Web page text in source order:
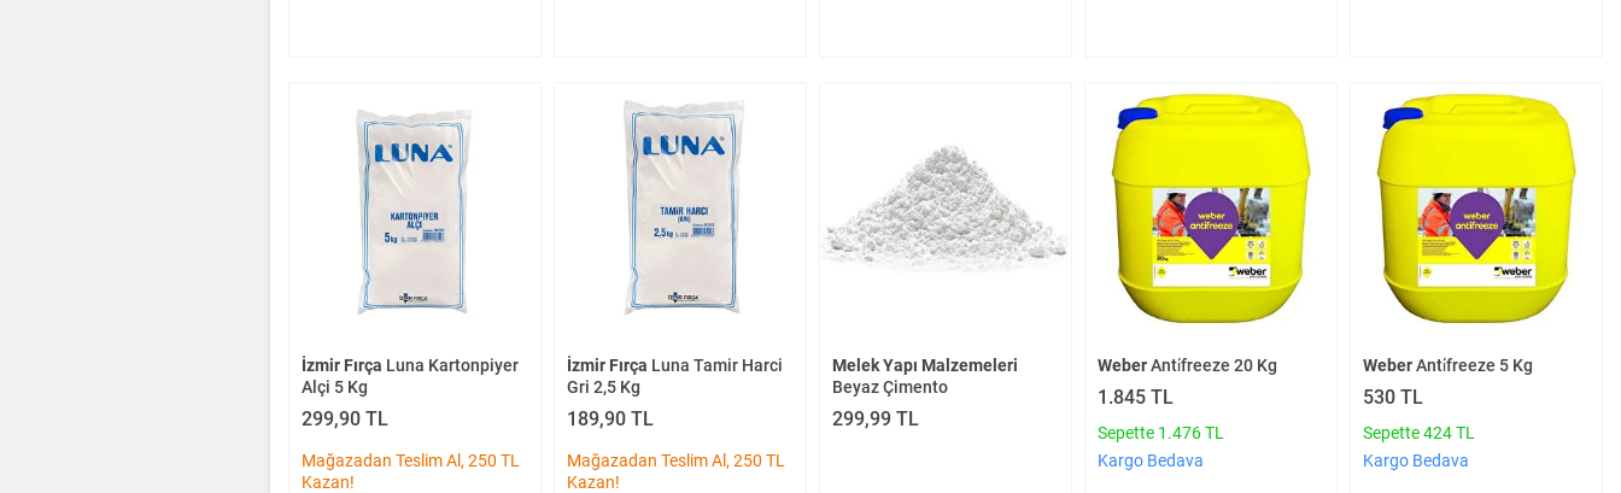
İzmir Fırça Luna Kartonpiyer
Alçi 5 Kg
299,90 TL
Mağazadan Teslim Al, 250 TL
Kazan!
İzmir Fırça Luna Tamir Harci
Gri 2,5 Kg
189,90 TL
Mağazadan Teslim Al, 250 TL
Kazan!
Melek Yapı Malzemeleri
Beyaz Çimento
299,99 TL
WeberAnti̇freeze 20 Kg
1.845 TL
Sepette 1.476 TL
Kargo Bedava
WeberAnti̇freeze 5 Kg
530 TL
Sepette 424 TL
Kargo Bedava